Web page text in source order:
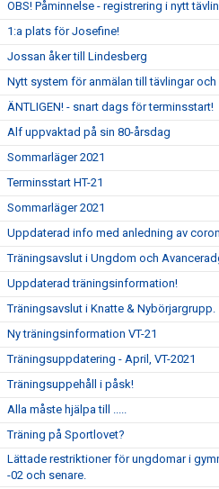
OBS! Påminnelse - registrering i nytt
1:a plats för Josefine!
Jossan åker till Lindesberg
Nytt system för anmälan till tävlingar och
ÄNTLIGEN! - snart dags för terminsstart!
Alf uppvaktad på sin 80-årsdag
Sommarläger 2021
Terminsstart HT-21
Sommarläger 2021
Uppdaterad info med anledning av
Träningsavslut i Ungdom och
Uppdaterad träningsinformation!
Träningsavslut i Knatte & Nybörjargrupp.
Ny träningsinformation VT-21
Träningsuppdatering - April, VT-2021
Träningsuppehåll i påsk!
Alla måste hjälpa till .....
Träning på Sportlovet?
Lättade restriktioner för ungdomar i
-02 och senare.